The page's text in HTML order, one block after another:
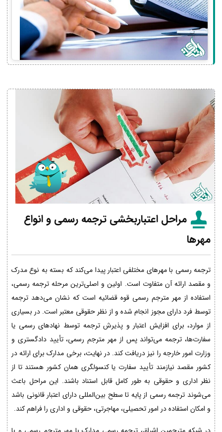
مراحل اعتباربخشی ترجمه رسمی و انواع
مهرها
ترجمه رسمی با مهرهای مختلفی اعتبار پیدا می‌کند که بسته به نوع مدرک
و مقصد ارائه آن متفاوت است. اولین و اصلی‌ترین مرحله ترجمه رسمی،
استفاده از مهر مترجم رسمی قوه قضائیه است که نشان می‌دهد ترجمه
توسط فرد دارای مجوز انجام شده و از نظر حقوقی معتبر است. در بسیاری
از موارد، برای افزایش اعتبار و پذیرش ترجمه توسط نهادهای رسمی یا
سفارت‌ها، ترجمه می‌تواند پس از مهر مترجم رسمی، تأیید دادگستری و
وزارت امور خارجه را نیز دریافت کند. در نهایت، برخی مدارک برای ارائه در
کشور مقصد نیازمند تأیید سفارت یا کنسولگری همان کشور هستند تا از
نظر اداری و حقوقی به طور کامل قابل استناد باشند. این مراحل باعث
می‌شوند ترجمه رسمی از پایه تا سطح بین‌المللی دارای اعتبار قانونی باشد
و امکان استفاده در امور تحصیلی، مهاجرتی، حقوقی و اداری را فراهم کند.